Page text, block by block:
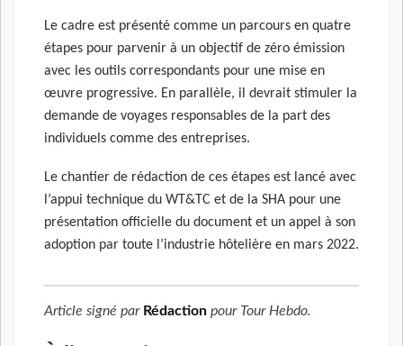
Le cadre est présenté comme un parcours en quatre
étapes pour parvenir à un objectif de zéro émission
avec les outils correspondants pour une mise en
œuvre progressive. En parallèle, il devrait stimuler la
demande de voyages responsables de la part des
individuels comme des entreprises.
Le chantier de rédaction de ces étapes est lancé avec
l’appui technique du WT&TC et de la SHA pour une
présentation officielle du document et un appel à son
adoption par toute l’industrie hôtelière en mars 2022.
Article signé par Rédaction pour Tour Hebdo.